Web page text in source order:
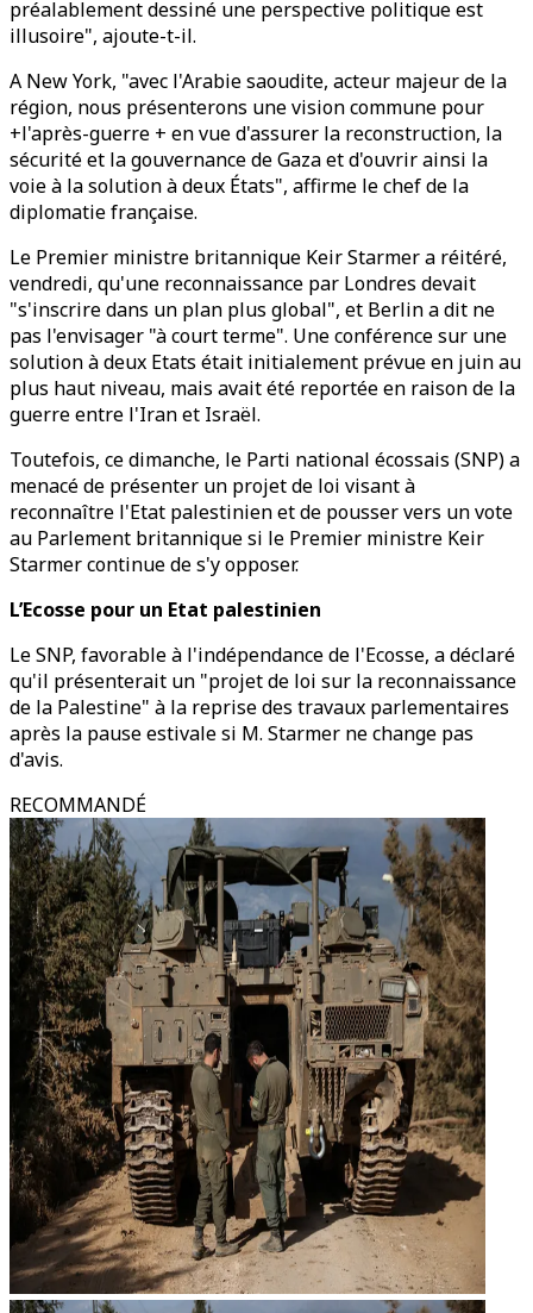
préalablement dessiné une perspective politique est
illusoire", ajoute-t-il.
A New York, "avec l'Arabie saoudite, acteur majeur de la
région, nous présenterons une vision commune pour
+l'après-guerre + en vue d'assurer la reconstruction, la
sécurité et la gouvernance de Gaza et d'ouvrir ainsi la
voie à la solution à deux États", affirme le chef de la
diplomatie française.
Le Premier ministre britannique Keir Starmer a réitéré,
vendredi, qu'une reconnaissance par Londres devait
"s'inscrire dans un plan plus global", et Berlin a dit ne
pas l'envisager "à court terme". Une conférence sur une
solution à deux Etats était initialement prévue en juin au
plus haut niveau, mais avait été reportée en raison de la
guerre entre l'Iran et Israël.
Toutefois, ce dimanche, le Parti national écossais (SNP) a
menacé de présenter un projet de loi visant à
reconnaître l'Etat palestinien et de pousser vers un vote
au Parlement britannique si le Premier ministre Keir
Starmer continue de s'y opposer.
L’Ecosse pour un Etat palestinien
Le SNP, favorable à l'indépendance de l'Ecosse, a déclaré
qu'il présenterait un "projet de loi sur la reconnaissance
de la Palestine" à la reprise des travaux parlementaires
après la pause estivale si M. Starmer ne change pas
d'avis.
RECOMMANDÉ